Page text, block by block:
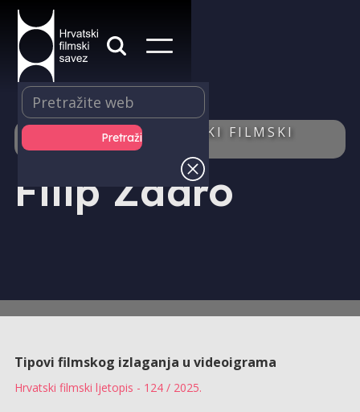
IZDAVAŠTVO - HRVATSKI FILMSKI
LJETOPIS - AUTOR/ICA
Filip Zadro
Tipovi filmskog izlaganja u videoigrama
Hrvatski filmski ljetopis - 124 / 2025.